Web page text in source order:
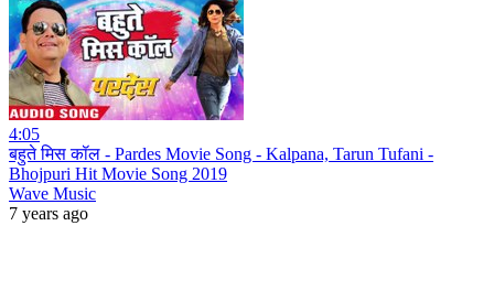
4:05
बहुते मिस कॉल - Pardes Movie Song - Kalpana, Tarun Tufani -
Bhojpuri Hit Movie Song 2019
Wave Music
7 years ago